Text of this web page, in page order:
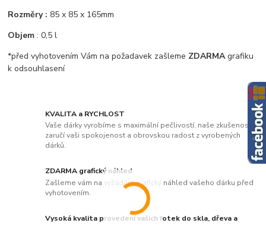
KVALITA a RYCHLOST
Vaše dárky vyrobíme s maximální pečlivostí, naše zkušenosti
zaručí vaši spokojenost a obrovskou radost z vyrobených
dárků.
ZDARMA grafický náhled
Zašleme vám na vyžádání grafický náhled vašeho dárku před
vyhotovením.
Vysoká kvalita provedení vašich fotek do skla, dřeva a
Rozměry : 85 x 85 x 165mm
Objem : 0,5 l
*před vyhotovením Vám na požadavek zašleme ZDARMAgrafiku
k odsouhlasení